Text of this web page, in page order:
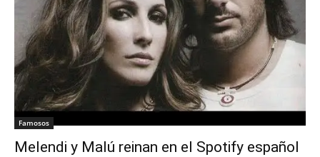
Famosos
Melendi y Malú reinan en el Spotify español